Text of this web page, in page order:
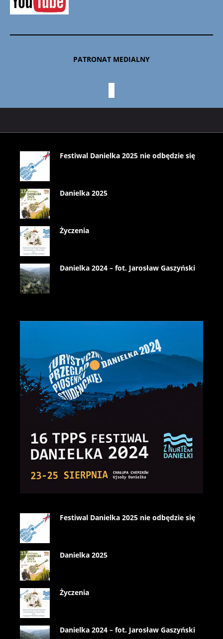
PATRONAT MEDIALNY
Festiwal Danielka 2025 nie odbędzie się
Danielka 2025
Życzenia
Danielka 2024 – fot. Jarosław Gaszyński
Festiwal Danielka 2025 nie odbędzie się
Danielka 2025
Życzenia
Danielka 2024 – fot. Jarosław Gaszyński